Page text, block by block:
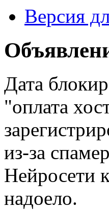
Версия
Дата
"оплата
из-за
Нейросети
надоело.